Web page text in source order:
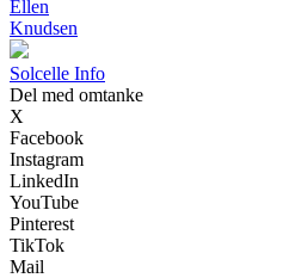
Ellen
Knudsen
Solcelle Info
Del med omtanke
X
Facebook
Instagram
LinkedIn
YouTube
Pinterest
TikTok
Mail